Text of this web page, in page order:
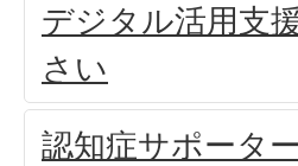
デジタル活用支
さい
認知症サポータ